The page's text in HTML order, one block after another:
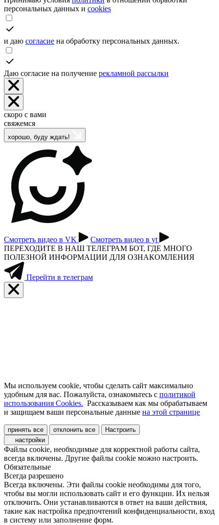
персональных данных и cookies
и даю согласие на обработку персональных данных.
Даю согласие на получение рекламной рассылки
скоро с вами
свяжемся
хорошо, буду ждать!
Смотреть видео в VK
Смотреть видео в yt
ПЕРЕХОДИТЕ В НАШ ТЕЛЕГРАМ БОТ, ГДЕ МНОГО
ПОЛЕЗНОЙ ИНФОРМАЦИИ ДЛЯ ОЗНАКОМЛЕНИЯ
Перейти в телеграм
Мы используем cookie, чтобы сделать сайт максимально
удобным для вас. Пожалуйста, ознакомьтесь с политикой
использования Cookies. Рассказываем как мы обрабатываем
и защищаем ваши персональные данные на этой странице
принять все отклонить все
Настроить
настройки
Файлы cookie, необходимые для корректной работы сайта,
всегда включены. Другие файлы cookie можно настроить.
Обязательные
Всегда разрешено
Всегда включены. Эти файлы cookie необходимы для того,
чтобы вы могли использовать сайт и его функции. Их нельзя
отключить. Они устанавливаются в ответ на ваши действия,
такие как настройка предпочтений конфиденциальности, вход
в систему или заполнение форм.